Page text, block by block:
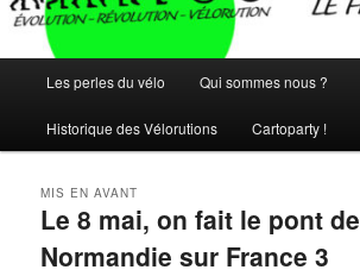
principal
Les perles du vélo Qui sommes nous ?
Historique des Vélorutions Cartoparty !
Le 8 mai, on fait le pont de
Normandie sur France 3
MIS EN AVANT